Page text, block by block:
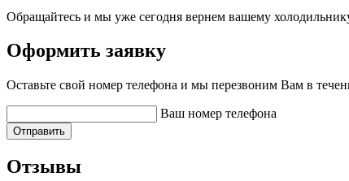
Обращайтесь и мы уже сегодня вернем вашему
Оформить заявку
Оставьте свой номер телефона и мы перезвоним Вам в
Ваш номер телефона
Отправить
Отзывы